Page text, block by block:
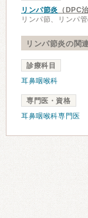
リンパ節炎 （DPC
リンパ節、リンパ
リンパ節炎の関
診療科目
耳鼻咽喉科
専門医・資格
耳鼻咽喉科専門医